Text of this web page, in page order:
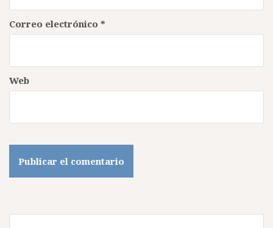
Correo electrónico *
Web